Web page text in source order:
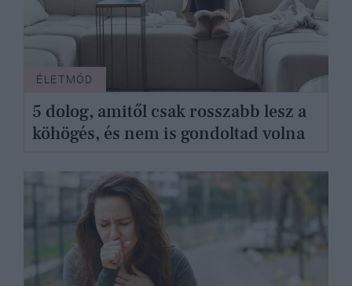
ÉLETMÓD
5 dolog, amitől csak rosszabb lesz a
köhögés, és nem is gondoltad volna